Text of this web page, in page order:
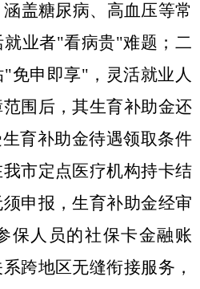
涵盖糖尿病、高血压等常
就业者"看病贵"难题；二
免申即享"，灵活就业人
围后，其生育补助金还
育补助金待遇领取条件
市定点医疗机构持卡结
申报，生育补助金经审
保人员的社保卡金融账
跨地区无缝衔接服务，